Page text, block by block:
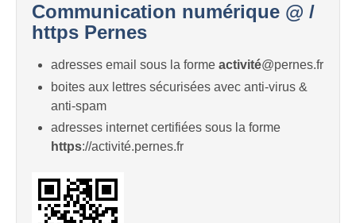
Communication numérique @ /
https Pernes
adresses email sous la forme activité@pernes.fr
boites aux lettres sécurisées avec anti-virus &
anti-spam
adresses internet certifiées sous la forme
https://activité.pernes.fr